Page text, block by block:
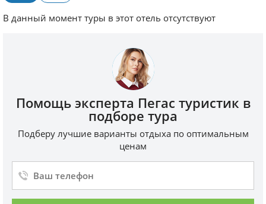
В данный момент туры в этот отель отсутствуют
Помощь эксперта Пегас туристик в
подборе тура
Подберу лучшие варианты отдыха по оптимальным
ценам